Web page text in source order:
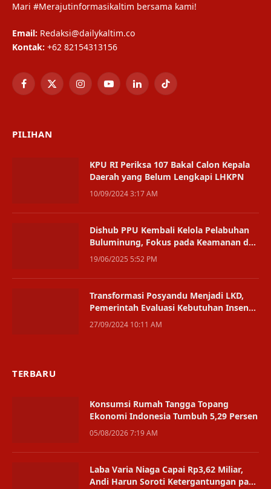
Mari #Merajutinformasikaltim bersama kami!
Email: Redaksi@dailykaltim.co
Kontak: +62 82154313156
Facebook
X
InstagramYouTubeLinkedInTikTok
PILIHAN
KPU RI Periksa 107 Bakal Calon Kepala
Daerah yang Belum Lengkapi LHKPN
10/09/2024 3:17 AM
Dishub PPU Kembali Kelola Pelabuhan
Buluminung, Fokus pada Keamanan dan
Retribusi
19/06/2025 5:52 PM
Transformasi Posyandu Menjadi LKD,
Pemerintah Evaluasi Kebutuhan Insentif
untuk Kader
27/09/2024 10:11 AM
TERBARU
Konsumsi Rumah Tangga Topang
Ekonomi Indonesia Tumbuh 5,29 Persen
05/08/2026 7:19 AM
Laba Varia Niaga Capai Rp3,62 Miliar,
Andi Harun Soroti Ketergantungan pada